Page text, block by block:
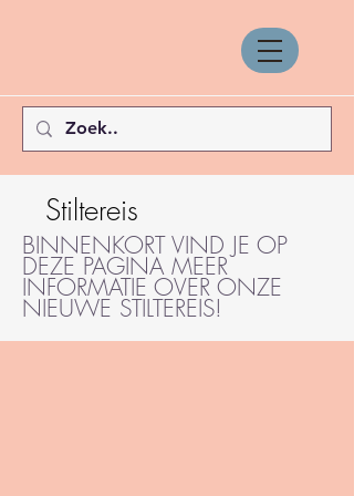
Stiltereis
BINNENKORT VIND JE OP
DEZE PAGINA MEER
INFORMATIE OVER ONZE
NIEUWE STILTEREIS!